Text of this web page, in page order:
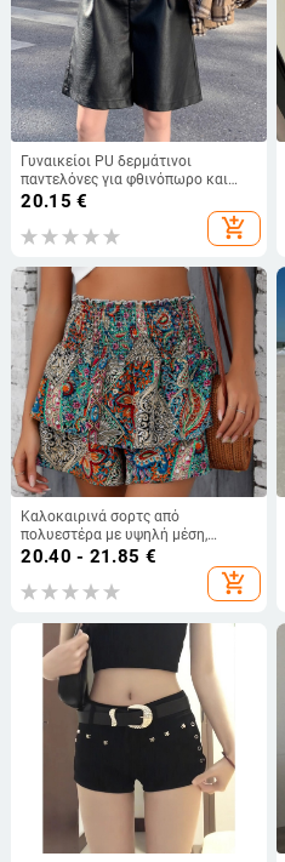
Γυναικείοι PU δερμάτινοι
παντελόνες για φθινόπωρο και
χειμώνα, υψηλή μέση, ευρεία
γραμμή, μεσαίου μήκους ίσιο
κόψιμο
20.15 €
add_shopping_cart
Καλοκαιρινά σορτς από
πολυεστέρα με υψηλή μέση,
φαρδιά πόδια και εκτύπωση σε
20.40 - 21.85 €
add_shopping_cart